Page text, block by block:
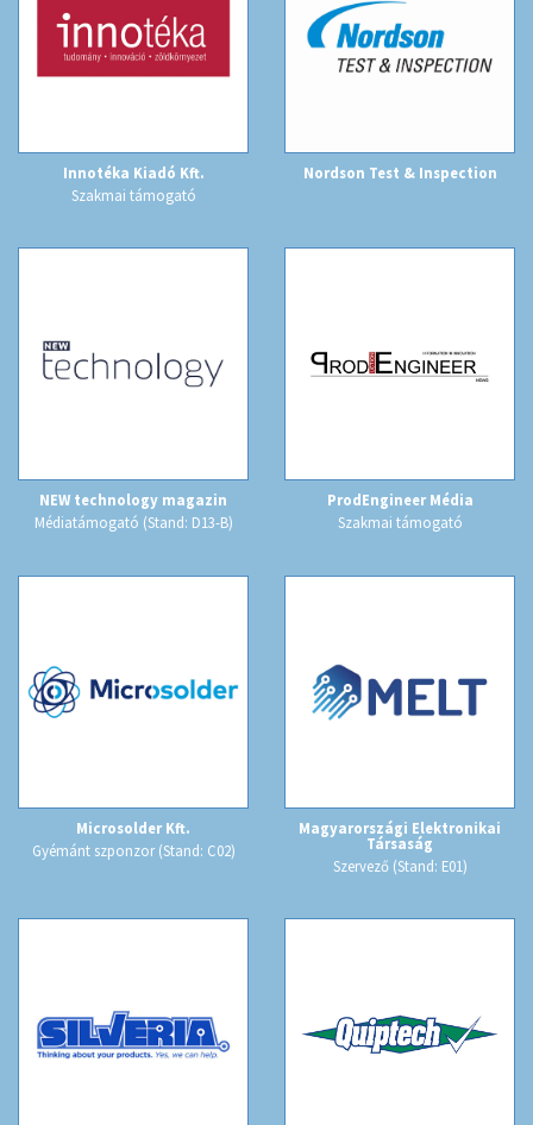
Innotéka Kiadó Kft.
Szakmai támogató
Nordson Test & Inspection
NEW technology magazin
Médiatámogató (Stand: D13-B)
ProdEngineer Média
Szakmai támogató
Microsolder Kft.
Gyémánt szponzor (Stand: C02)
Magyarországi Elektronikai
Társaság
Szervező (Stand: E01)